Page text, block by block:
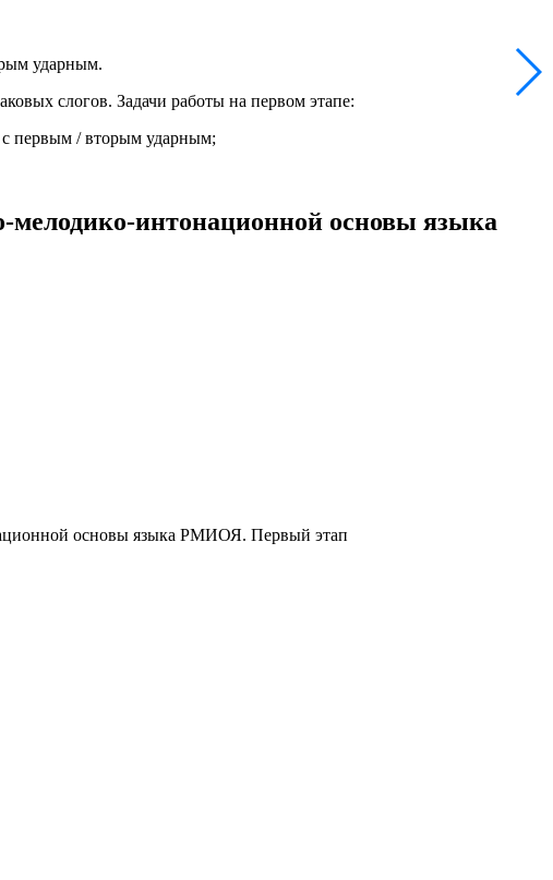
ударным.
слогов. Задачи работы на первом этапе:
первым / вторым ударным;
интонационной основы языка
основы языка РМИОЯ. Первый этап